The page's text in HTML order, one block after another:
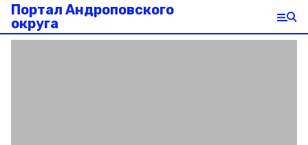
Портал Андроповского
округа